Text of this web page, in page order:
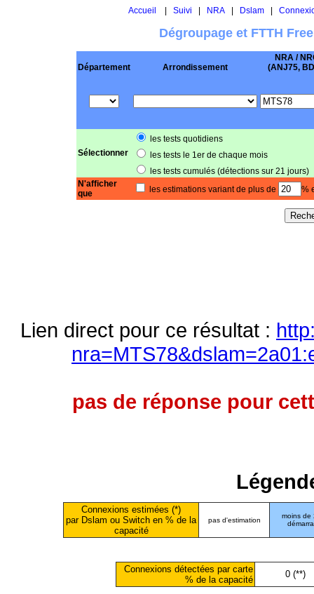
Accueil Suivi NRA| Dslam|
Dégroupage et FTTH
Département Arrondissement
NRA /
(ANJ75,
Sélectionner
les tests quotidiens
les tests le 1er de chaque mois
les tests cumulés (détections sur 21 jours)
N'afficher
que
les estimations variant de plus de %
Lien direct pour ce résultat :
pas de réponse pour
Connexions estimées (*)
par Dslam ou Switch en % de la
capacité
pas d'estimation
moins de
Connexions détectées par carte
% de la capacité
0 (**)